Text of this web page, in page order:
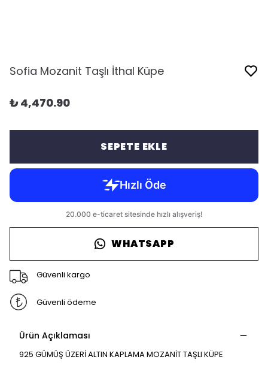
Sofia Mozanit Taşlı İthal Küpe
₺ 4,470.90
SEPETE EKLE
WHATSAPP
Güvenli kargo
Güvenli ödeme
Ürün Açıklaması
925 GÜMÜŞ ÜZERİ ALTIN KAPLAMA MOZANİT TAŞLI KÜPE